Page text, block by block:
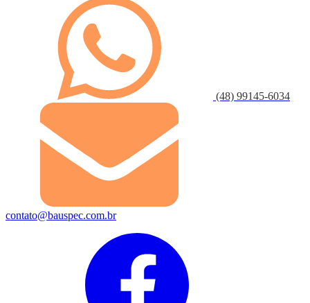
(48) 99145-6034
contato@bauspec.com.br